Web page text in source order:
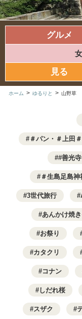
グルメ
見る
ホーム > ゆるりと > 山野草
＃パン・＃上田
#善光寺
＃生島足島神
3世代旅行
あんかけ焼
お祭り
カタクリ
コナン
しだれ桜
スザク